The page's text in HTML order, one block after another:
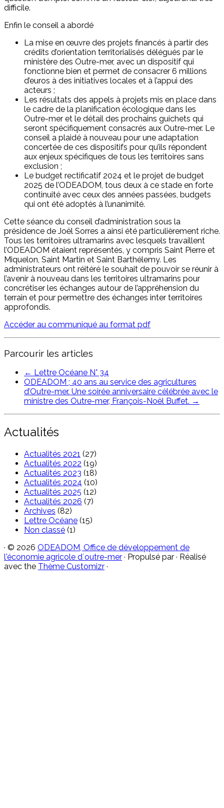
difficile.
Enfin le conseil a abordé
La mise en œuvre des projets financés à partir des
crédits d’orientation territorialisés délégués par le
ministère des Outre-mer, avec un dispositif qui
fonctionne bien et permet de consacrer 6 millions
d’euros à des initiatives locales et à l’appui des
acteurs ;
Les résultats des appels à projets mis en place dans
le cadre de la planification écologique dans les
Outre-mer et le détail des prochains guichets qui
seront spécifiquement consacrés aux Outre-mer. Le
conseil a plaidé à nouveau pour une adaptation
concertée de ces dispositifs pour qu’ils répondent
aux enjeux spécifiques de tous les territoires sans
exclusion ;
Le budget rectificatif 2024 et le projet de budget
2025 de l’ODEADOM, tous deux à ce stade en forte
continuité avec ceux des années passées, budgets
qui ont été adoptés à l’unanimité.
Cette séance du conseil d’administration sous la
présidence de Joël Sorres a ainsi été particulièrement riche.
Tous les territoires ultramarins avec lesquels travaillent
l’ODEADOM étaient représentés, y compris Saint Pierre et
Miquelon, Saint Martin et Saint Barthélemy. Les
administrateurs ont réitéré le souhait de pouvoir se réunir à
l’avenir à nouveau dans les territoires ultramarins pour
concrétiser les échanges autour de l’appréhension du
terrain et pour permettre des échanges inter territoires
approfondis.
Accéder au communiqué au format pdf
Parcourir les articles
← Lettre Océane N° 34
ODEADOM ; 40 ans au service des agricultures
d’Outre-mer. Une soirée anniversaire célébrée avec le
ministre des Outre-mer, François-Noël Buffet. →
Actualités
Actualités 2021 (27)
Actualités 2022 (19)
Actualités 2023 (18)
Actualités 2024 (10)
Actualités 2025 (12)
Actualités 2026 (7)
Archives (82)
Lettre Océane (15)
Non classé (1)
· © 2026 ODEADOM, Office de développement de
l'économie agricole d´outre-mer · Propulsé par · Réalisé
avec the Thème Customizr ·